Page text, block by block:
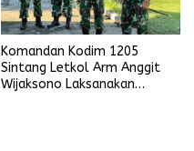
Komandan Kodim 1205
Sintang Letkol Arm Anggit
Wijaksono Laksanakan